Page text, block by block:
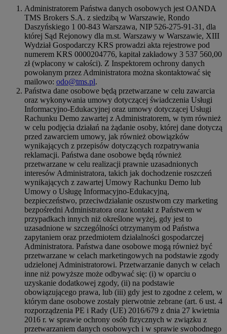
Administratorem Państwa danych osobowych jest OANDA
TMS Brokers S.A. z siedzibą w Warszawie, Rondo
Daszyńskiego 1 00-843 Warszawa, NIP 526-275-91-31, dla
której Sąd Rejonowy dla m.st. Warszawy w Warszawie, XIII
Wydział Gospodarczy KRS prowadzi akta rejestrowe pod
numerem KRS 0000204776, kapitał zakładowy 3 537 560,00
zł (wpłacony w całości). Z Inspektorem ochrony danych
powołanym przez Administratora można skontaktować się
mailowo: odo@tms.pl.
Państwa dane osobowe będą przetwarzane w celu zawarcia
oraz wykonywania umowy dotyczącej świadczenia Usługi
Informacyjno-Edukacyjnej oraz umowy dotyczącej Usługi
Rachunku Demo zawartej z Administratorem, w tym również
w celu podjęcia działań na żądanie osoby, której dane dotyczą
przed zawarciem umowy, jak również obowiązków
wynikających z przepisów dotyczących rozpatrywania
reklamacji. Państwa dane osobowe będą również
przetwarzane w celu realizacji prawnie uzasadnionych
interesów Administratora, takich jak dochodzenie roszczeń
wynikających z zawartej Umowy Rachunku Demo lub
Umowy o Usługę Informacyjno-Edukacyjną,
bezpieczeństwo, przeciwdziałanie oszustwom czy marketing
bezpośredni Administratora oraz kontakt z Państwem w
przypadkach innych niż określone wyżej, gdy jest to
uzasadnione w szczególności otrzymanym od Państwa
zapytaniem oraz przedmiotem działalności gospodarczej
Administratora. Państwa dane osobowe mogą również być
przetwarzane w celach marketingowych na podstawie zgody
udzielonej Administratorowi. Przetwarzanie danych w celach
inne niż powyższe może odbywać się: (i) w oparciu o
uzyskanie dodatkowej zgody, (ii) na podstawie
obowiązującego prawa, lub (iii) gdy jest to zgodne z celem, w
którym dane osobowe zostały pierwotnie zebrane (art. 6 ust. 4
rozporządzenia PE i Rady (UE) 2016/679 z dnia 27 kwietnia
2016 r. w sprawie ochrony osób fizycznych w związku z
przetwarzaniem danych osobowych i w sprawie swobodnego